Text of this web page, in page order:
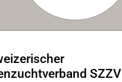
SZZV